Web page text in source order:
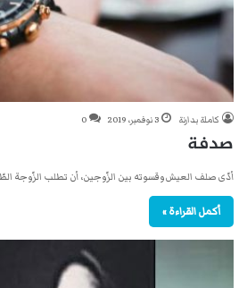
كاملة بدارنة 3 نوفمبر، 2019 0
صدفة
أدّى صلف العيش وقسوته بين الزّوجين، أن تطلب الزّوجة
أكمل القراءة »